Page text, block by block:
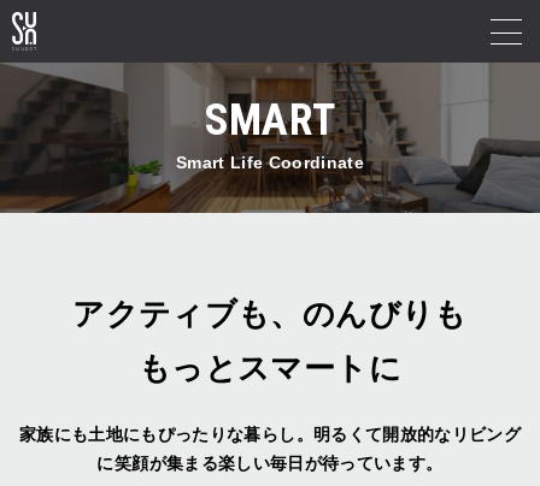
SMART
Smart Life Coordinate
アクティブも、のんびりも
もっとスマートに
家族にも土地にもぴったりな暮らし。 明るくて開放的なリビング
に笑顔が集まる楽しい毎日が待っています。